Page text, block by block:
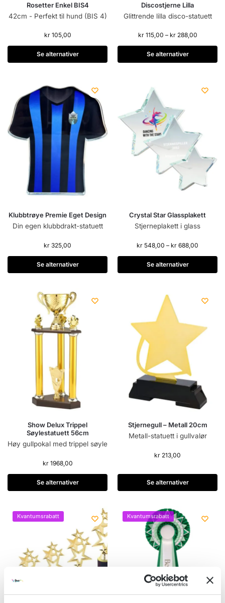
Rosetter Enkel BIS4
42cm - Perfekt til hund (BIS 4)
kr105,00
Se alternativer
Discostjerne Lilla
Glittrende lilla disco-statuett
kr115,00 – kr288,00
Se alternativer
Klubbtrøye Premie Eget Design
Din egen klubbdrakt-statuett
kr 325,00
Se alternativer
Crystal Star Glassplakett
Stjerneplakett i glass
kr 548,00 – kr 688,00
Se alternativer
Show Delux Trippel
Søylestatuett 56cm
Høy gullpokal med trippel søyle
kr1968,00
Se alternativer
Stjernegull – Metall 20cm
Metall-statuett i gullvalør
kr 213,00
Se alternativer
Kvantumsrabatt Kvantumsrabatt